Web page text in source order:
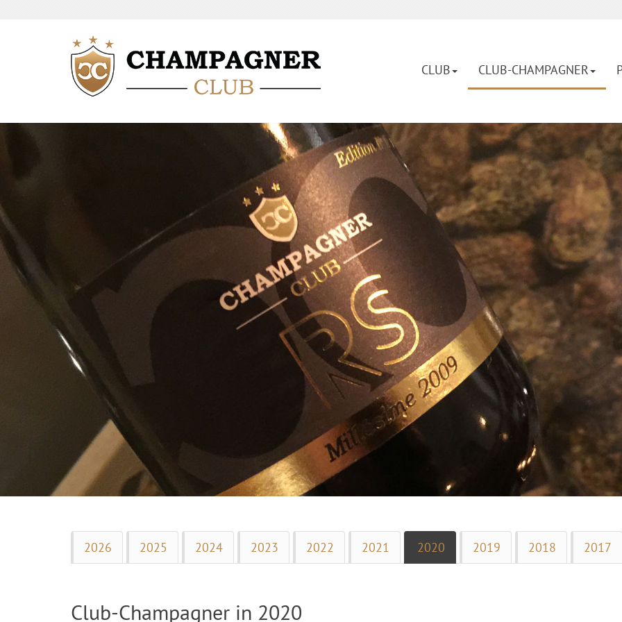
CLUB CLUB-CHAMPAGNER
2026 2025 2024 2023 2022 2021 2020 2019 2018 2017
Club-Champagner in 2020